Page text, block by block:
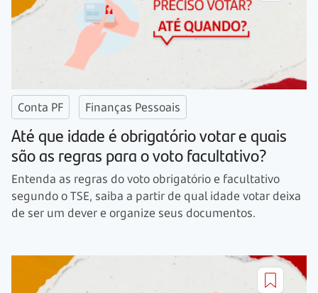
Conta PF Finanças Pessoais
Até que idade é obrigatório votar e quais
são as regras para o voto facultativo?
Entenda as regras do voto obrigatório e facultativo
segundo o TSE, saiba a partir de qual idade votar deixa
de ser um dever e organize seus documentos.